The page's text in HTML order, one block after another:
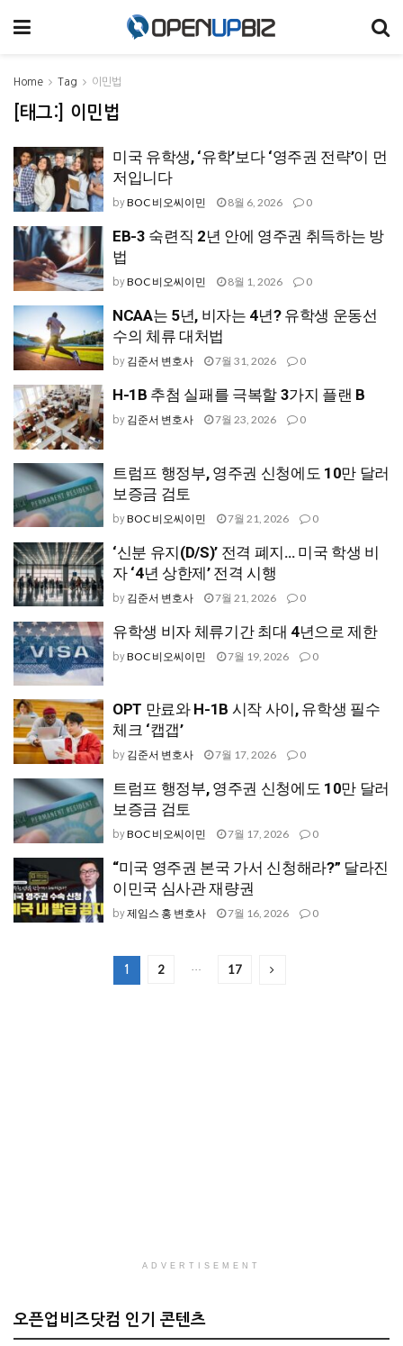
Home Tag 이민법
[태그:] 이민법
미국 유학생, ‘유학’보다 ‘영주권 전략’이 먼
저입니다
byBOC 비오씨이민 8월 6, 2026 0
EB-3 숙련직 2년 안에 영주권 취득하는 방
법
byBOC 비오씨이민 8월 1, 2026 0
NCAA는 5년, 비자는 4년? 유학생 운동선
수의 체류 대처법
by 김준서 변호사 7월 31, 2026 0
H-1B 추첨 실패를 극복할 3가지 플랜 B
by 김준서 변호사 7월 23, 2026 0
트럼프 행정부, 영주권 신청에도 10만 달러
보증금 검토
byBOC 비오씨이민 7월 21, 2026 0
‘신분 유지(D/S)’ 전격 폐지… 미국 학생 비
자 ‘4년 상한제’ 전격 시행
by 김준서 변호사 7월 21, 2026 0
유학생 비자 체류기간 최대 4년으로 제한
byBOC 비오씨이민 7월 19, 2026 0
OPT 만료와 H-1B 시작 사이, 유학생 필수
체크 ‘캡갭’
by 김준서 변호사 7월 17, 2026 0
트럼프 행정부, 영주권 신청에도 10만 달러
보증금 검토
byBOC 비오씨이민 7월 17, 2026 0
“미국 영주권 본국 가서 신청해라?” 달라진
이민국 심사관 재량권
by제임스 홍 변호사 7월 16, 2026 0
1 2 … 17
ADVERTISEMENT
오픈업비즈닷컴 인기 콘텐츠